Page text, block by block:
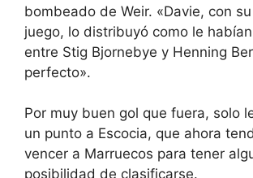
bombeado de Weir. «Davie, con
juego, lo distribuyó como le
entre Stig Bjornebye y Henning
perfecto».
Por muy buen gol que fuera, solo
un punto a Escocia, que ahora
vencer a Marruecos para tener
posibilidad de clasificarse.